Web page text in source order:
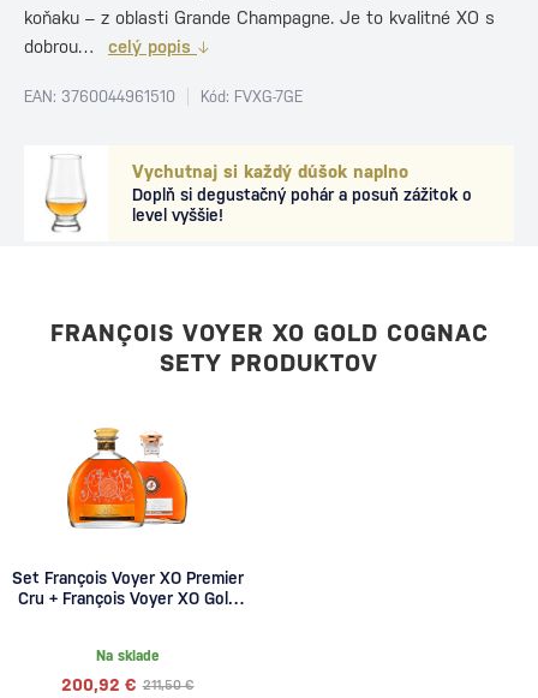
Vychutnaj si každý dúšok naplno
Doplň si degustačný pohár a posuň zážitok o
level vyššie!
koňaku – z oblasti Grande Champagne. Je to kvalitné XO s
dobrou…
celý popis
EAN: 3760044961510 Kód: FVXG-7GE
FRANÇOIS VOYER XO GOLD COGNAC
SETY PRODUKTOV
Set François Voyer XO Premier
Cru + François Voyer XO Gold
Na sklade
211,50 €
200,92 €